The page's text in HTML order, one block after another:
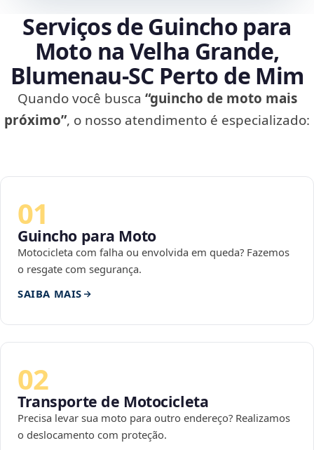
Serviços de Guincho para
Moto na Velha Grande,
Blumenau‑SC Perto de Mim
Quando você busca “guincho de moto mais
próximo”, o nosso atendimento é especializado:
01
Guincho para Moto
Motocicleta com falha ou envolvida em queda? Fazemos
o resgate com segurança.
SAIBA MAIS
02
Transporte de Motocicleta
Precisa levar sua moto para outro endereço? Realizamos
o deslocamento com proteção.